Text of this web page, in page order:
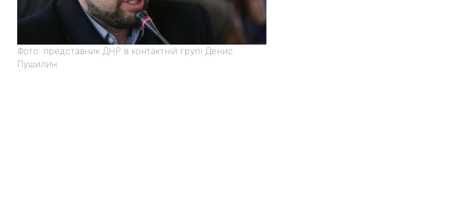
Фото: представник ДНР в контактній групі Денис
Пушилин